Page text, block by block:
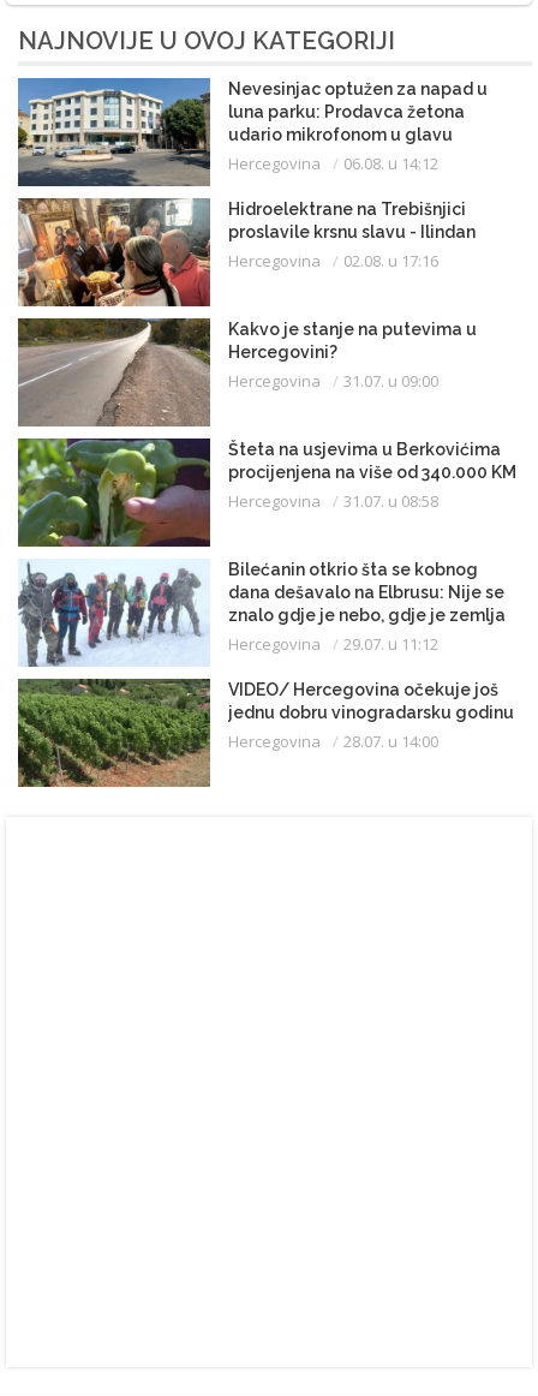
NAJNOVIJE U OVOJ KATEGORIJI
Nevesinjac optužen za napad u
luna parku: Prodavca žetona
udario mikrofonom u glavu
Hercegovina 06.08. u 14:12
Hidroelektrane na Trebišnjici
proslavile krsnu slavu - Ilindan
Hercegovina 02.08. u 17:16
Kakvo je stanje na putevima u
Hercegovini?
Hercegovina 31.07. u 09:00
Šteta na usjevima u Berkovićima
procijenjena na više od 340.000 KM
Hercegovina 31.07. u 08:58
Bilećanin otkrio šta se kobnog
dana dešavalo na Elbrusu: Nije se
znalo gdje je nebo, gdje je zemlja
Hercegovina 29.07. u 11:12
VIDEO/ Hercegovina očekuje još
jednu dobru vinogradarsku godinu
Hercegovina 28.07. u 14:00